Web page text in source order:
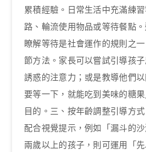
累積經驗。日常生活中充滿練
路、輪流使用物品或等待餐點
瞭解等待是社會運作的規則之
節方法。家長可以嘗試引導孩
誘惑的注意力；或是教導他們
要等一下，就能吃到美味的糖
目的。三、按年齡調整引導方
配合視覺提示，例如「漏斗的
兩歲以上的孩子，則可運用「